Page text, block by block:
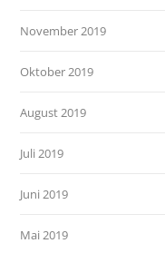
November 2019
Oktober 2019
August 2019
Juli 2019
Juni 2019
Mai 2019